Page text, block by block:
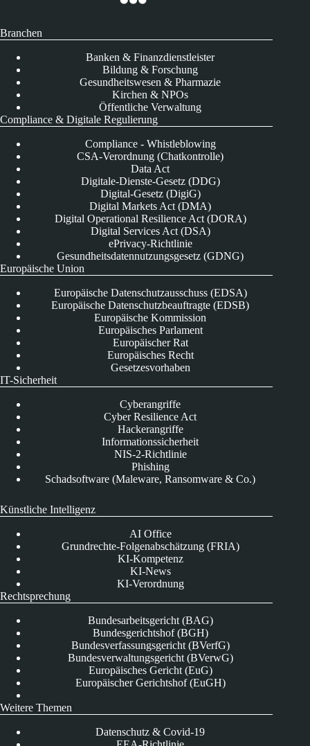
Branchen
Banken & Finanzdienstleister
Bildung & Forschung
Gesundheitswesen & Pharmazie
Kirchen & NPOs
Öffentliche Verwaltung
Compliance & Digitale Regulierung
Compliance - Whistleblowing
CSA-Verordnung (Chatkontrolle)
Data Act
Digitale-Dienste-Gesetz (DDG)
Digital-Gesetz (DigiG)
Digital Markets Act (DMA)
Digital Operational Resilience Act (DORA)
Digital Services Act (DSA)
ePrivacy-Richtlinie
Gesundheitsdatennutzungsgesetz (GDNG)
Europäische Union
Europäische Datenschutzausschuss (EDSA)
Europäische Datenschutzbeauftragte (EDSB)
Europäische Kommission
Europäisches Parlament
Europäischer Rat
Europäisches Recht
Gesetzesvorhaben
IT-Sicherheit
Cyberangriffe
Cyber Resilience Act
Hackerangriffe
Informationssicherheit
NIS-2-Richtlinie
Phishing
Schadsoftware (Maleware, Ransomware & Co.)
Künstliche Intelligenz
AI Office
Grundrechte-Folgenabschätzung (FRIA)
KI-Kompetenz
KI-News
KI-Verordnung
Rechtsprechung
Bundesarbeitsgericht (BAG)
Bundesgerichtshof (BGH)
Bundesverfassungsgericht (BVerfG)
Bundesverwaltungsgericht (BVerwG)
Europäisches Gericht (EuG)
Europäischer Gerichtshof (EuGH)
Weitere Themen
Datenschutz & Covid-19